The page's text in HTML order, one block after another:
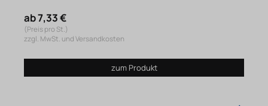
ab 7,33 €
(Preis pro St.)
zzgl. MwSt. und Versandkosten
zum Produkt